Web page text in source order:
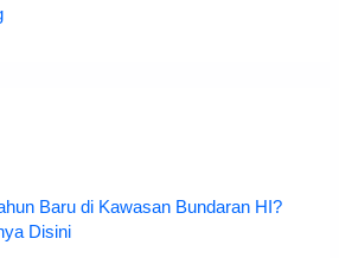
Baru di Kawasan Bundaran HI?
Disini